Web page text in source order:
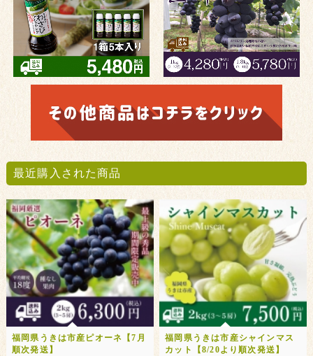
最近購入された商品
福岡県うきは市産ピオーネ【7月
順次発送】
福岡県うきは市産シャインマス
カット【8/20より順次発送】